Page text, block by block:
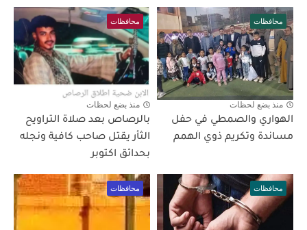
محافظات
منذ بضع لحظات
الهواري والصمطي في حفل
مساندة وتكريم ذوي الهمم
محافظات
منذ بضع لحظات
بالرصاص بعد صلاة التراويح
الثأر يقتل صاحب كافية ونجله
بحدائق اكتوبر
محافظات محافظات